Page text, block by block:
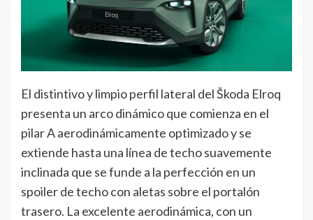
El distintivo y limpio perfil lateral del Škoda Elroq
presenta un arco dinámico que comienza en el
pilar A aerodinámicamente optimizado y se
extiende hasta una línea de techo suavemente
inclinada que se funde a la perfección en un
spoiler de techo con aletas sobre el portalón
trasero. La excelente aerodinámica, con un